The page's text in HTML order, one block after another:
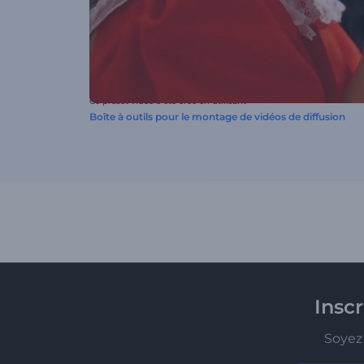
Ce preset vidéo a été créé en utilisant
Boîte à outils pour le montage de vidéos de diffusion